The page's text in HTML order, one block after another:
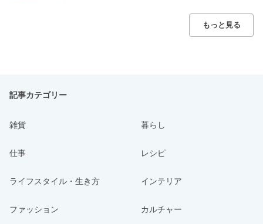
もっと見る
記事カテゴリー
雑貨 暮らし
仕事 レシピ
ライフスタイル・生き方 インテリア
ファッション カルチャー